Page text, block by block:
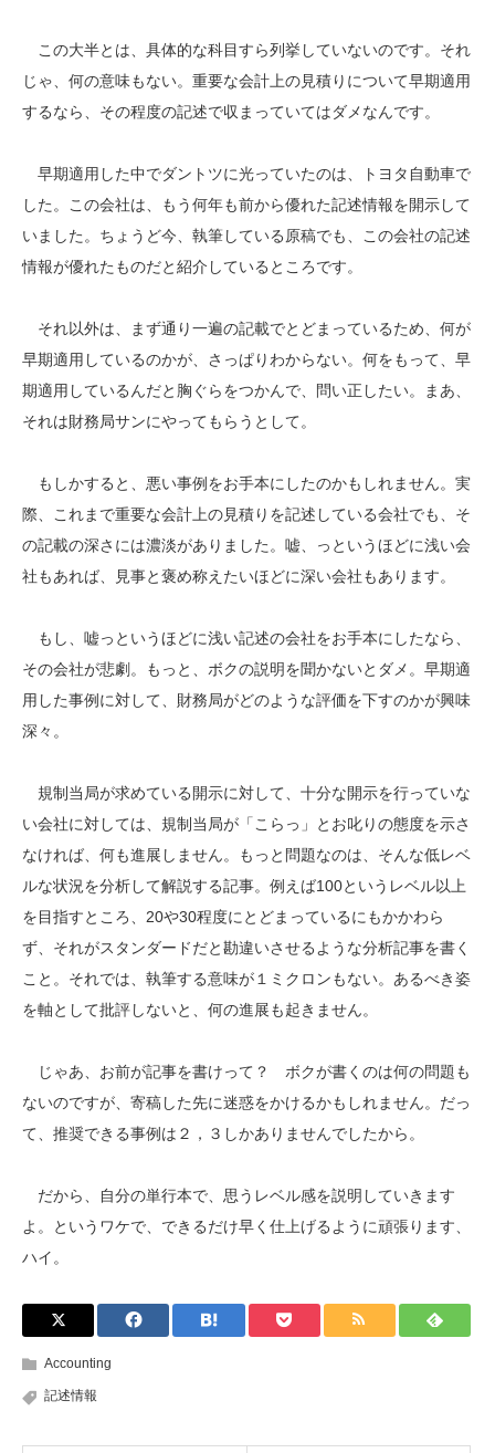
この大半とは、具体的な科目すら列挙していないのです。それ
じゃ、何の意味もない。重要な会計上の見積りについて早期適用
するなら、その程度の記述で収まっていてはダメなんです。
早期適用した中でダントツに光っていたのは、トヨタ自動車で
した。この会社は、もう何年も前から優れた記述情報を開示して
いました。ちょうど今、執筆している原稿でも、この会社の記述
情報が優れたものだと紹介しているところです。
それ以外は、まず通り一遍の記載でとどまっているため、何が
早期適用しているのかが、さっぱりわからない。何をもって、早
期適用しているんだと胸ぐらをつかんで、問い正したい。まあ、
それは財務局サンにやってもらうとして。
もしかすると、悪い事例をお手本にしたのかもしれません。実
際、これまで重要な会計上の見積りを記述している会社でも、そ
の記載の深さには濃淡がありました。嘘、っというほどに浅い会
社もあれば、見事と褒め称えたいほどに深い会社もあります。
もし、嘘っというほどに浅い記述の会社をお手本にしたなら、
その会社が悲劇。もっと、ボクの説明を聞かないとダメ。早期適
用した事例に対して、財務局がどのような評価を下すのかが興味
深々。
規制当局が求めている開示に対して、十分な開示を行っていな
い会社に対しては、規制当局が「こらっ」とお叱りの態度を示さ
なければ、何も進展しません。もっと問題なのは、そんな低レベ
ルな状況を分析して解説する記事。例えば100というレベル以上
を目指すところ、20や30程度にとどまっているにもかかわら
ず、それがスタンダードだと勘違いさせるような分析記事を書く
こと。それでは、執筆する意味が１ミクロンもない。あるべき姿
を軸として批評しないと、何の進展も起きません。
じゃあ、お前が記事を書けって？ ボクが書くのは何の問題も
ないのですが、寄稿した先に迷惑をかけるかもしれません。だっ
て、推奨できる事例は２，３しかありませんでしたから。
だから、自分の単行本で、思うレベル感を説明していきます
よ。というワケで、できるだけ早く仕上げるように頑張ります、
ハイ。
Accounting
記述情報